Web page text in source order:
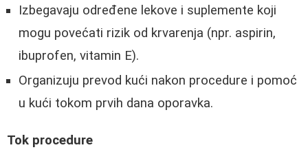
Izbegavaju određene lekove i suplemente koji
mogu povećati rizik od krvarenja (npr. aspirin,
ibuprofen, vitamin E).
Organizuju prevod kući nakon procedure i pomoć
u kući tokom prvih dana oporavka.
Tok procedure